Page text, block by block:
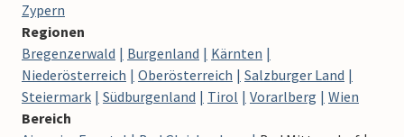
Zypern
Regionen
Bregenzerwald
Burgenland
Kärnten
Niederösterreich
Oberösterreich
Salzburger Land
Steiermark
Südburgenland Tirol Vorarlberg
Wien
Bereich